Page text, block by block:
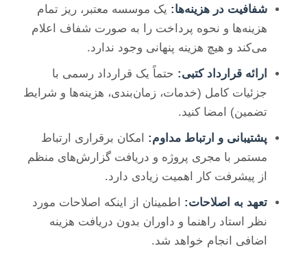
شفافیت در هزینه‌ها: یک موسسه معتبر، ریز تمام
هزینه‌ها و نحوه پرداخت را به صورت شفاف اعلام
می‌کند و هیچ هزینه پنهانی وجود ندارد.
ارائه قرارداد کتبی: حتماً یک قرارداد رسمی با
جزئیات کامل (خدمات، زمان‌بندی، هزینه‌ها و شرایط
تضمین) امضا کنید.
پشتیبانی و ارتباط مداوم: امکان برقراری ارتباط
مستمر با مجری پروژه و دریافت گزارش‌های منظم
از پیشرفت کار اهمیت زیادی دارد.
تعهد به اصلاحات: اطمینان از اینکه اصلاحات مورد
نظر استاد راهنما و داوران بدون دریافت هزینه
اضافی انجام خواهد شد.